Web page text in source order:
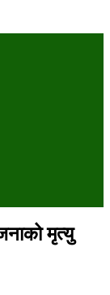
मृत्यु